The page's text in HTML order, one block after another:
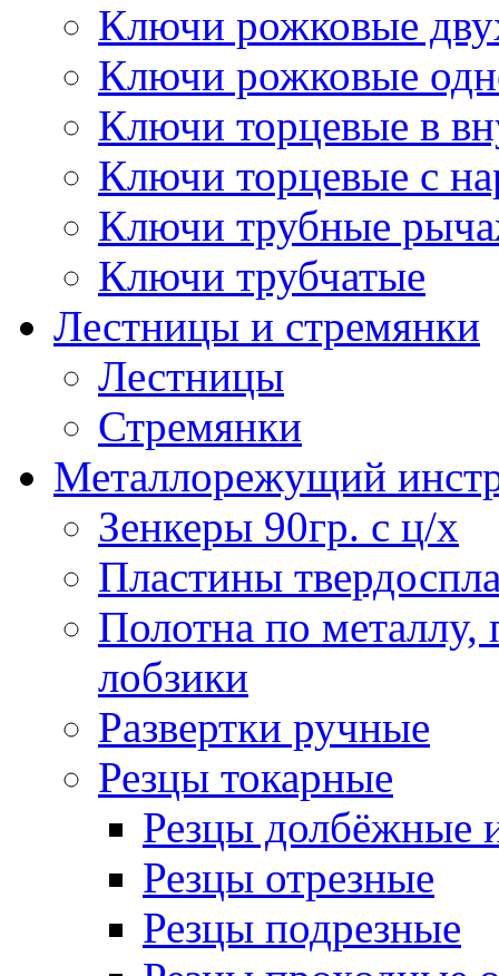
Ключи рожковые
Ключи рожковые
Ключи торцевые в
Ключи торцевые с
Ключи трубные
Ключи трубчатые
Лестницы и стремянки
Лестницы
Стремянки
Металлорежущий
Зенкеры 90гр. с ц/х
Пластины
Полотна по
лобзики
Развертки ручные
Резцы токарные
Резцы долбёжные
Резцы отрезные
Резцы подрезные